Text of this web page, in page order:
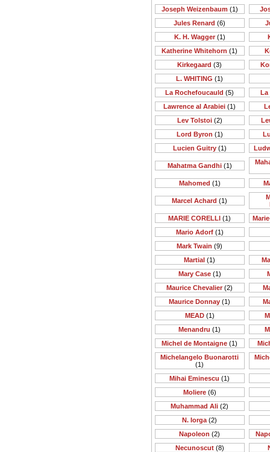
Joseph Weizenbaum (1)
Jules Renard (6)
K. H. Wagger(1)
Katherine Whitehorn (1)
Kirkegaard (3)
L. WHITING (1)
La Rochefoucauld (5)
La
Lawrence al Arabiei (1)
Lev Tolstoi(2)
Lord Byron (1)
Lucien Guitry(1)
Mahatma Gandhi(1)
Mahomed (1)
Marcel Achard (1)
MARIE CORELLI (1)
Mario Adorf(1)
Mark Twain (9)
Martial (1)
Mary Case(1)
Maurice Chevalier (2)
Maurice Donnay (1)
MEAD(1)
Menandru (1)
Michel de Montaigne (1)
Michelangelo Buonarotti
(1)
Mihai Eminescu (1)
Moliere(6)
Muhammad Ali (2)
N. Iorga (2)
Napoleon (2)
Necunoscut(8)